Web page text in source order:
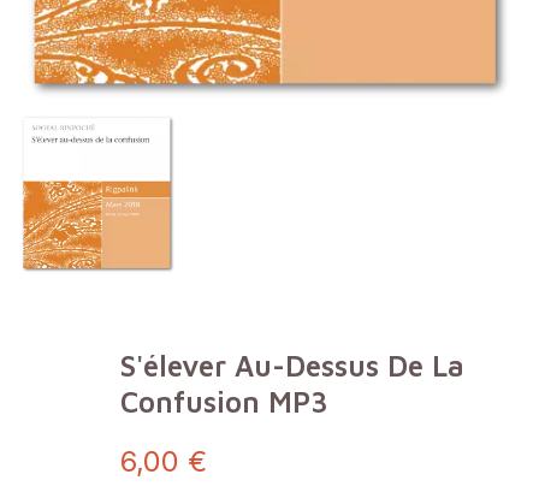
S'élever Au-Dessus De La
Confusion MP3
6,00 €